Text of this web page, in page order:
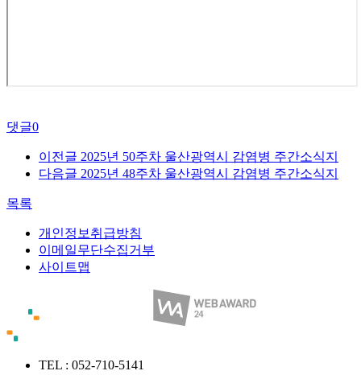
댓글0
이전글 2025년 50주차 울산광역시 감염병 주간소식지
다음글 2025년 48주차 울산광역시 감염병 주간소식지
목록
개인정보취급방침
이메일무단수집거부
사이트맵
TEL : 052-710-5141